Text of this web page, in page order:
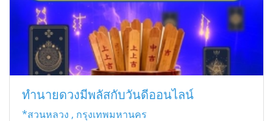
ทำนายดวงมีพลัสกับวันดีออนไลน์
*สวนหลวง , กรุงเทพมหานคร